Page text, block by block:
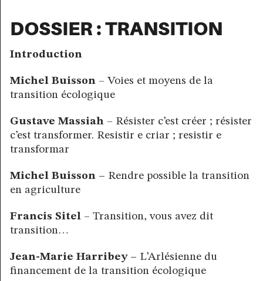
DOSSIER :TRANSITION
Introduction
Michel Buisson – Voies et moyens de la
transition écologique
Gustave Massiah – Résister c’est créer ; résister
c’est transformer. Resistir e criar ; resistir e
transformar
Michel Buisson – Rendre possible la transition
en agriculture
Francis Sitel – Transition, vous avez dit
transition…
Jean-Marie Harribey – L’Arlésienne du
financement de la transition écologique